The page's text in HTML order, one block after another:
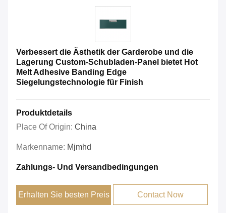
Verbessert die Ästhetik der Garderobe und die
Lagerung Custom-Schubladen-Panel bietet Hot
Melt Adhesive Banding Edge
Siegelungstechnologie für Finish
Produktdetails
Place Of Origin: China
Markenname: Mjmhd
Zahlungs- Und Versandbedingungen
Erhalten Sie besten Preis Contact Now